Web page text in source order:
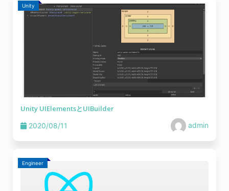
Unity
Unity UIElementsとUIBuilder
2020/08/11 admin
Engineer